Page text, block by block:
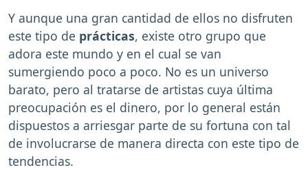
Y aunque una gran cantidad de ellos no disfruten
este tipo de prácticas, existe otro grupo que
adora este mundo y en el cual se van
sumergiendo poco a poco. No es un universo
barato, pero al tratarse de artistas cuya última
preocupación es el dinero, por lo general están
dispuestos a arriesgar parte de su fortuna con tal
de involucrarse de manera directa con este tipo de
tendencias.